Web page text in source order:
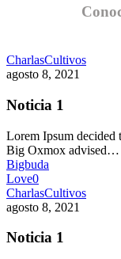
CharlasCultivos
agosto 8, 2021
Noticia 1
Lorem Ipsum decided
Big Oxmox advised…
Bigbuda
Love0
CharlasCultivos
agosto 8, 2021
Noticia 1